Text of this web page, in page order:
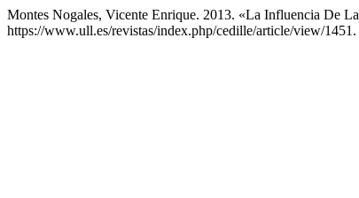
Montes Nogales, Vicente Enrique. 2013. «La Influencia De
https://www.ull.es/revistas/index.php/cedille/article/view/1451.